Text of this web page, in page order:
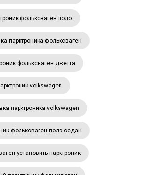
фольксваген поло
парктроника фольксваген
фольксваген джетта
volkswagen
парктроника volkswagen
фольксваген поло седан
установить парктроник